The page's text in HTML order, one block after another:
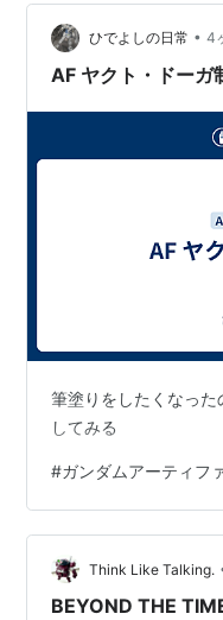
ひでよしの日常 • 4
AF ヤクト・ドーガ
筆塗りをしたくなっ
してみる
#ガンダムアーティフ
Think Like Talking.
BEYOND THE